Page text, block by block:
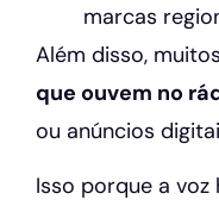
marcas
Além disso,
que ouvem no
ou anúncios
Isso porque a voz